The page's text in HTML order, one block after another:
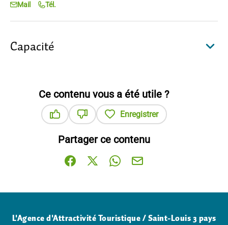
Capacité
Mail Tél.
Ce contenu vous a été utile ?
Enregistrer
Partager ce contenu
Partager sur Facebook (nouvelle fenêtre)
Partager sur X / Twitter (nouvelle
Partager sur WhatsApp
Partager par mail
L'Agence d'Attractivité Touristique / Saint-Louis 3 pays